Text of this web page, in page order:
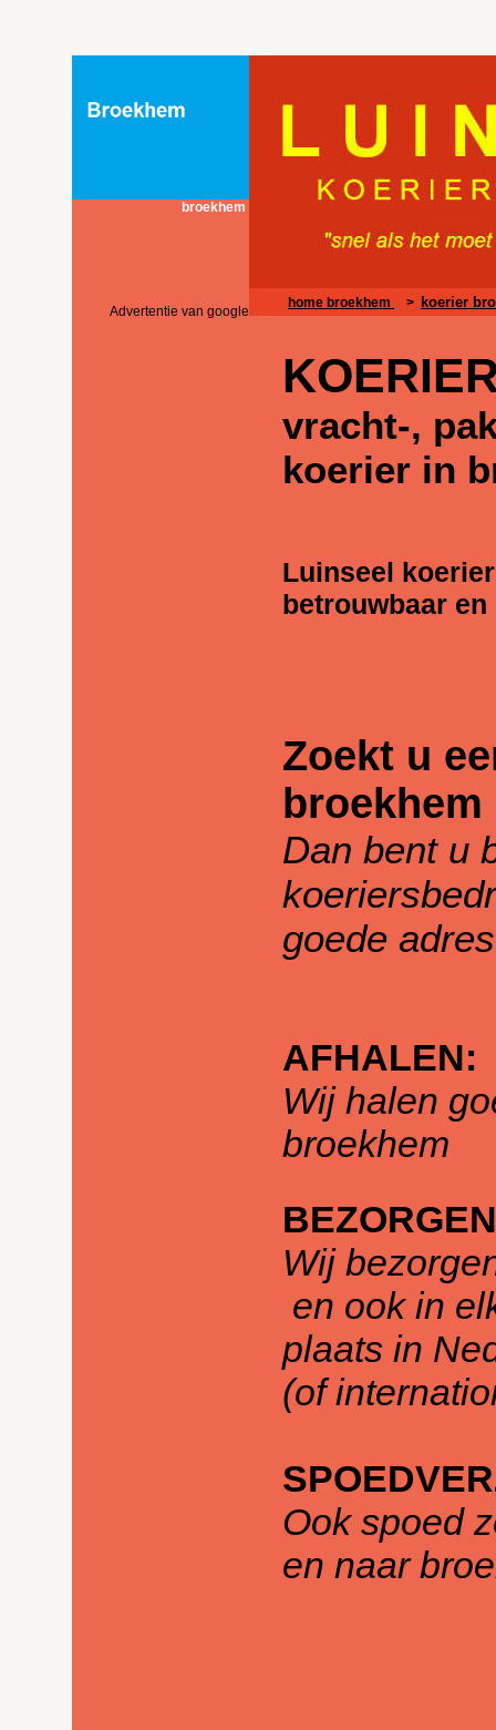
broekhem
Advertentie van google
home broekhem > koerier
vracht-,
koerier in
Luinseel
betrouwbaar
Zoekt u
broekhem
Dan bent u
goede
AFHALEN:
Wij halen
broekhem
Wij
en ook in
plaats in
(of
Ook spoed
en naar